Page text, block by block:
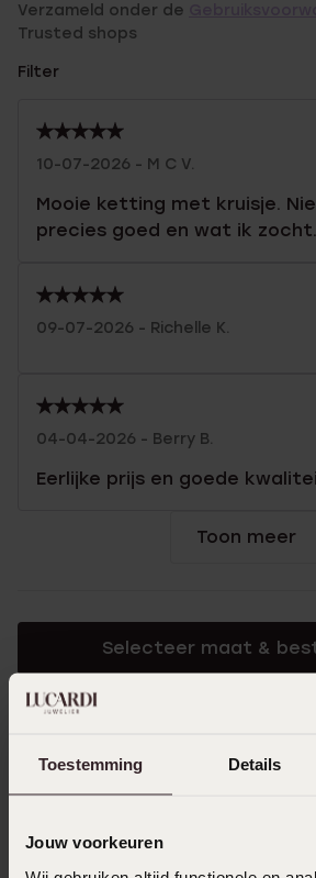
Toestemming Details
Jouw voorkeuren
Verzameld onder de
Trusted shops
Filter
10-07-2026 - M C V.
Mooie ketting met kruisje.
precies goed en wat ik
09-07-2026 - Richelle K.
04-04-2026 - Berry B.
Eerlijke prijs en goede
Toon meer
Selecteer maat &
Ook leuk voor jou